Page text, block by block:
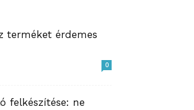
terméket érdemes
0
felkészítése: ne